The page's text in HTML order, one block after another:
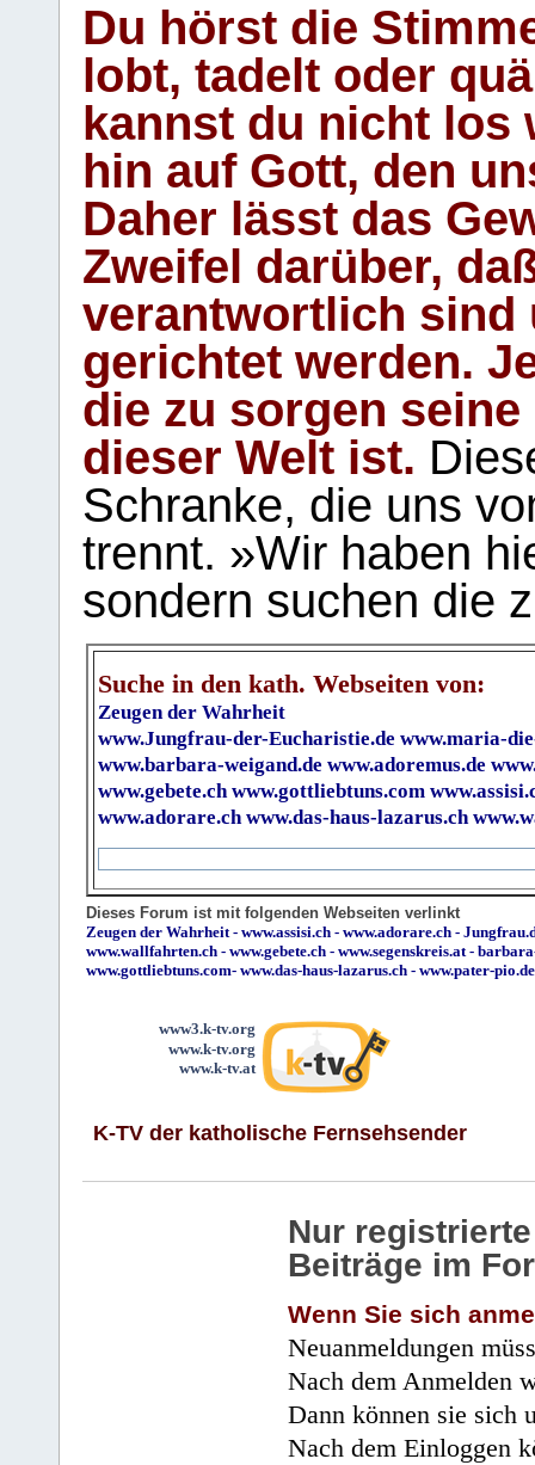
Du hörst die
lobt, tadelt oder
kannst du nicht los
hin auf Gott, den
Daher lässt das
Zweifel darüber,
verantwortlich sind
gerichtet werden.
die zu sorgen
dieser Welt ist.
Schranke, die uns
trennt. »Wir haben
sondern suchen die
Suche in den kath. Webseiten von:
Zeugen der Wahrheit
www.Jungfrau-der-Eucharistie.de www.maria-
www.barbara-weigand.de www.adoremus.de
www.gebete.ch www.gottliebtuns.com
www.adorare.ch www.das-haus-lazarus.ch
Dieses Forum ist mit folgenden Webseiten verlinkt
Zeugen der Wahrheit- www.assisi.ch - www.adorare.ch -
www.wallfahrten.ch - www.gebete.ch - www.segenskreis.at-
www.gottliebtuns.com- www.das-haus-lazarus.ch - www.pater-pio.de
www3.k-tv.org
www.k-tv.org
www.k-tv.at
K-TV der katholische Fernsehsender
Nur
Beiträge im
Wenn Sie sich
Neuanmeldungen
Nach dem Anmelden
Dann können sie sich
Nach dem Einloggen